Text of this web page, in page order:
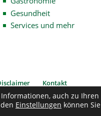
Gesundheit
Services und mehr
Kontakt
| Alle Rechte vorbehalten
auch zu Ihren
Einstellungen können Sie